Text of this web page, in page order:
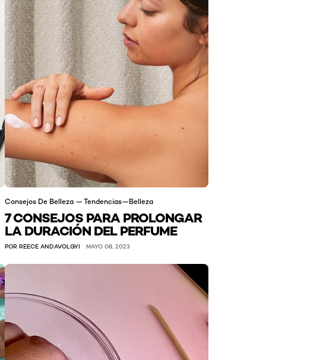
Consejos De Belleza — Tendencias—Belleza
7 CONSEJOS PARA PROLONGAR
LA DURACIÓN DEL PERFUME
POR REECE ANDAVOLGYI MAYO 08, 2023